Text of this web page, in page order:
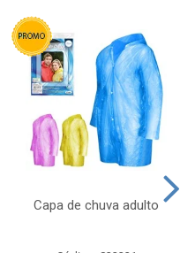
Capa de chuva adulto